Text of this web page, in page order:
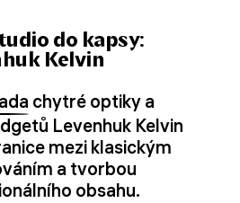
do kapsy:
Kelvin
chytré optiky a
Levenhuk Kelvin
mezi klasickým
a tvorbou
obsahu.